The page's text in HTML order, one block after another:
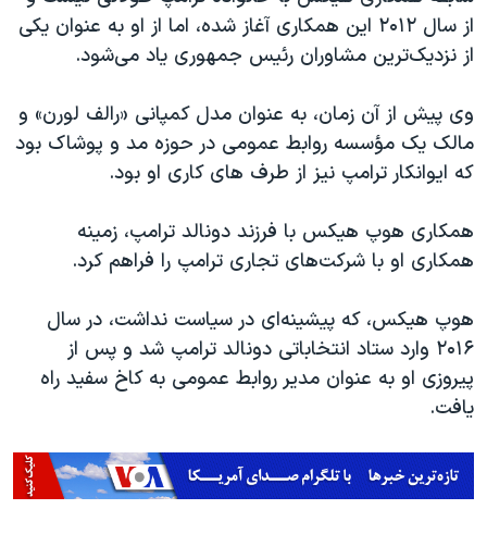
از سال ۲۰۱۲ این همکاری آغاز شده، اما از او به عنوان یکی
از نزدیک‌ترین مشاوران رئیس جمهوری یاد می‌شود.
وی پیش از آن زمان، به عنوان مدل کمپانی «رالف لورن» و
مالک یک مؤسسه روابط عمومی در حوزه مد و پوشاک بود
که ایوانکار ترامپ نیز از طرف های کاری او بود.
همکاری هوپ هیکس با فرزند دونالد ترامپ، زمینه
همکاری او با شرکت‌های تجاری ترامپ را فراهم کرد.
هوپ هیکس، که پیشینه‌ای در سیاست نداشت، در سال
۲۰۱۶ وارد ستاد انتخاباتی دونالد ترامپ شد و پس از
پیروزی او به عنوان مدیر روابط عمومی به کاخ سفید راه
یافت.